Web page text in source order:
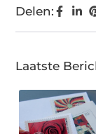
Delen:
Laatste